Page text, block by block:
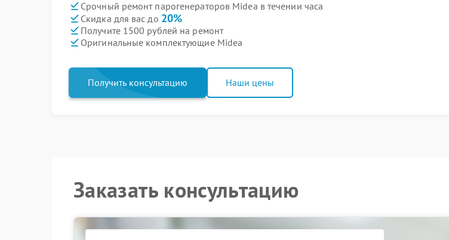
Срочный ремонт парогенераторов Midea в течении часа
Скидка для вас до 20%
Получите 1500 рублей на ремонт
Оригинальные комплектующие Midea
Получить консультацию Наши цены
Заказать консультацию